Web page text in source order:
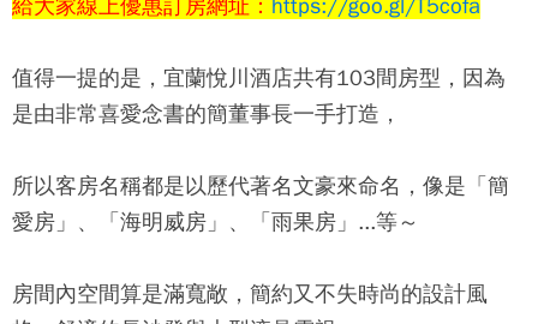
給大家線上優惠訂房網址： https://goo.gl/T5cofa
值得一提的是， 宜蘭悅川酒店共有103間房型，因為
是由非常喜愛念書的簡董事長一手打造，
所以客房名稱都是以歷代著名文豪來命名，像是「簡
愛房」、「海明威房」、「雨果房」...等～
房間內空間算是滿寬敞，簡約又不失時尚的設計風